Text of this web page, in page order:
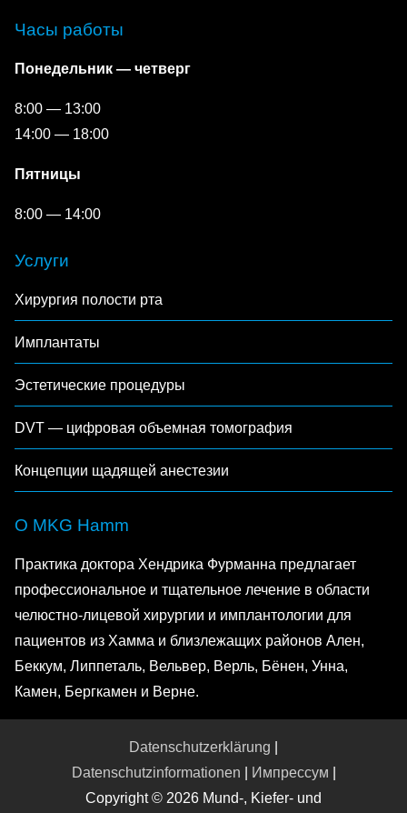
Часы работы
Понедельник — четверг
8:00 — 13:00
14:00 — 18:00
Пятницы
8:00 — 14:00
Услуги
Хирургия полости рта
Имплантаты
Эстетические процедуры
DVT — цифровая объемная томография
Концепции щадящей анестезии
О MKG Hamm
Практика доктора Хендрика Фурманна предлагает
профессиональное и тщательное лечение в области
челюстно-лицевой хирургии и имплантологии для
пациентов из Хамма и близлежащих районов Ален,
Беккум, Липпеталь, Вельвер, Верль, Бёнен, Унна,
Камен, Бергкамен и Верне.
Datenschutzerklärung
Datenschutzinformationen
Импрессум
Copyright © 2026 Mund-, Kiefer- und